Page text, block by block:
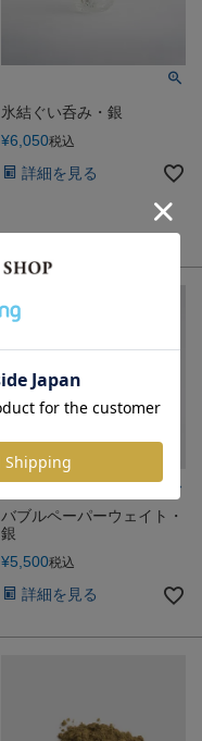
氷結ぐい呑み・銀
¥6,050税込
詳細を見る
バブルペーパーウェイト・
銀
¥5,500税込
詳細を見る